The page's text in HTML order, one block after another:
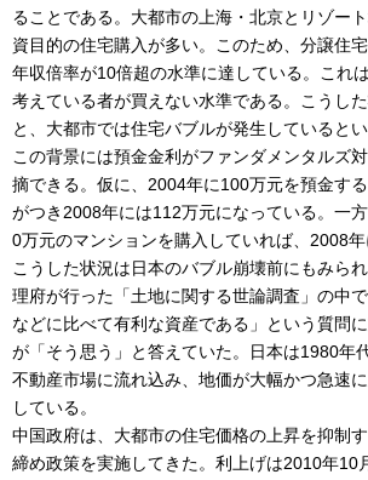
ることである。大都市の上海・北京とリゾー
資目的の住宅購入が多い。このため、分譲住
年収倍率が10倍超の水準に達している。これ
考えている者が買えない水準である。こうし
と、大都市では住宅バブルが発生しているとい
この背景には預金金利がファンダメンタルズ
摘できる。仮に、2004年に100万元を預金す
がつき2008年には112万元になっている。一
0万元のマンションを購入していれば、2008年
こうした状況は日本のバブル崩壊前にもみら
理府が行った「土地に関する世論調査」の中
などに比べて有利な資産である」という質問
が「そう思う」と答えていた。日本は1980年
不動産市場に流れ込み、地価が大幅かつ急速
している。
中国政府は、大都市の住宅価格の上昇を抑制
締め政策を実施してきた。利上げは2010年10